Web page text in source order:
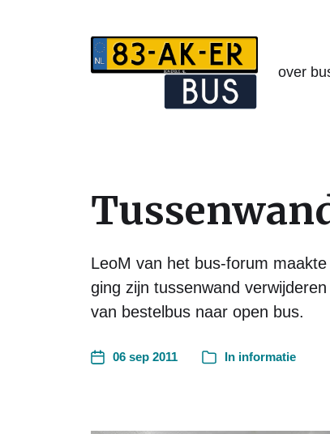
over
LeoM van het bus-forum
ging zijn tussenwand
van bestelbus naar open bus.
06 sep 2011 In informatie